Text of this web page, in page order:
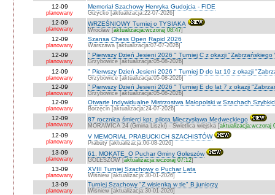
12-09
planowany
Memoriał Szachowy Henryka Gudojcia - FIDE
Giżycko [aktualizacja:22-07-2026]
12-09
planowany
WRZEŚNIOWY Turniej o TYSIAKA
Wrocław [aktualizacja:wczoraj 08:47]
12-09
planowany
Szansa Chess Open Rapid 2026
Warszawa [aktualizacja:07-07-2026]
12-09
planowany
" Pierwszy Dzień Jesieni 2026 " Turniej C z okazji "Zabrzańskiego
Grzybowice [aktualizacja:05-08-2026]
12-09
planowany
" Pierwszy Dzień Jesieni 2026 " Turniej D do lat 10 z okazji
Grzybowice [aktualizacja:05-08-2026]
12-09
planowany
" Pierwszy Dzień Jesieni 2026 " Turniej E do lat 7 z okazji
Grzybowice [aktualizacja:05-08-2026]
12-09
planowany
Otwarte Indywidualne Mistrzostwa Małopolski w Szachach
Borzęcin [aktualizacja:24-07-2026]
12-09
planowany
87 rocznica śmierci kpt. pilota Mieczysława Medweckiego
MORAWICA 24 (Gmina Liszki) - Świetlica wiejska [aktualizacja:wczoraj
12-09
planowany
V MEMORIAŁ PRABUCKICH SZACHISTÓW
Prabuty [aktualizacja:06-08-2026]
13-09
planowany
61. MOKATE_O Puchar Gminy Goleszów
GOLESZÓW [aktualizacja:wczoraj 07:12]
13-09
planowany
XVIII Turniej Szachowy o Puchar Lata
Wiśniew [aktualizacja:30-01-2026]
13-09
planowany
Turniej Szachowy "Z wisienką w tle" B juniorzy
Wiśniew [aktualizacja:30-01-2026]